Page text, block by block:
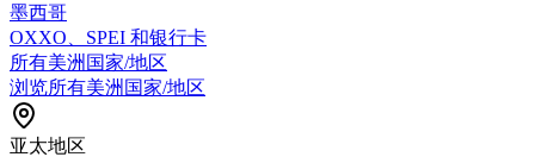
墨西哥
OXXO、SPEI 和银行卡
所有美洲国家/地区
浏览所有美洲国家/地区
亚太地区